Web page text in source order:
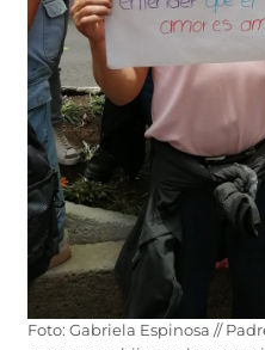
Foto: Gabriela Espinosa //